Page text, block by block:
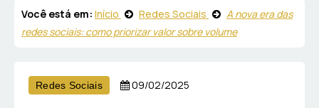
Você está em: Início Redes Sociais
A nova era das
redes sociais: como priorizar valor sobre volume
Redes Sociais 09/02/2025